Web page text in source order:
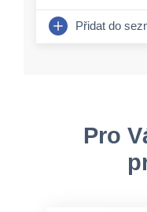
Přidat do
Pro